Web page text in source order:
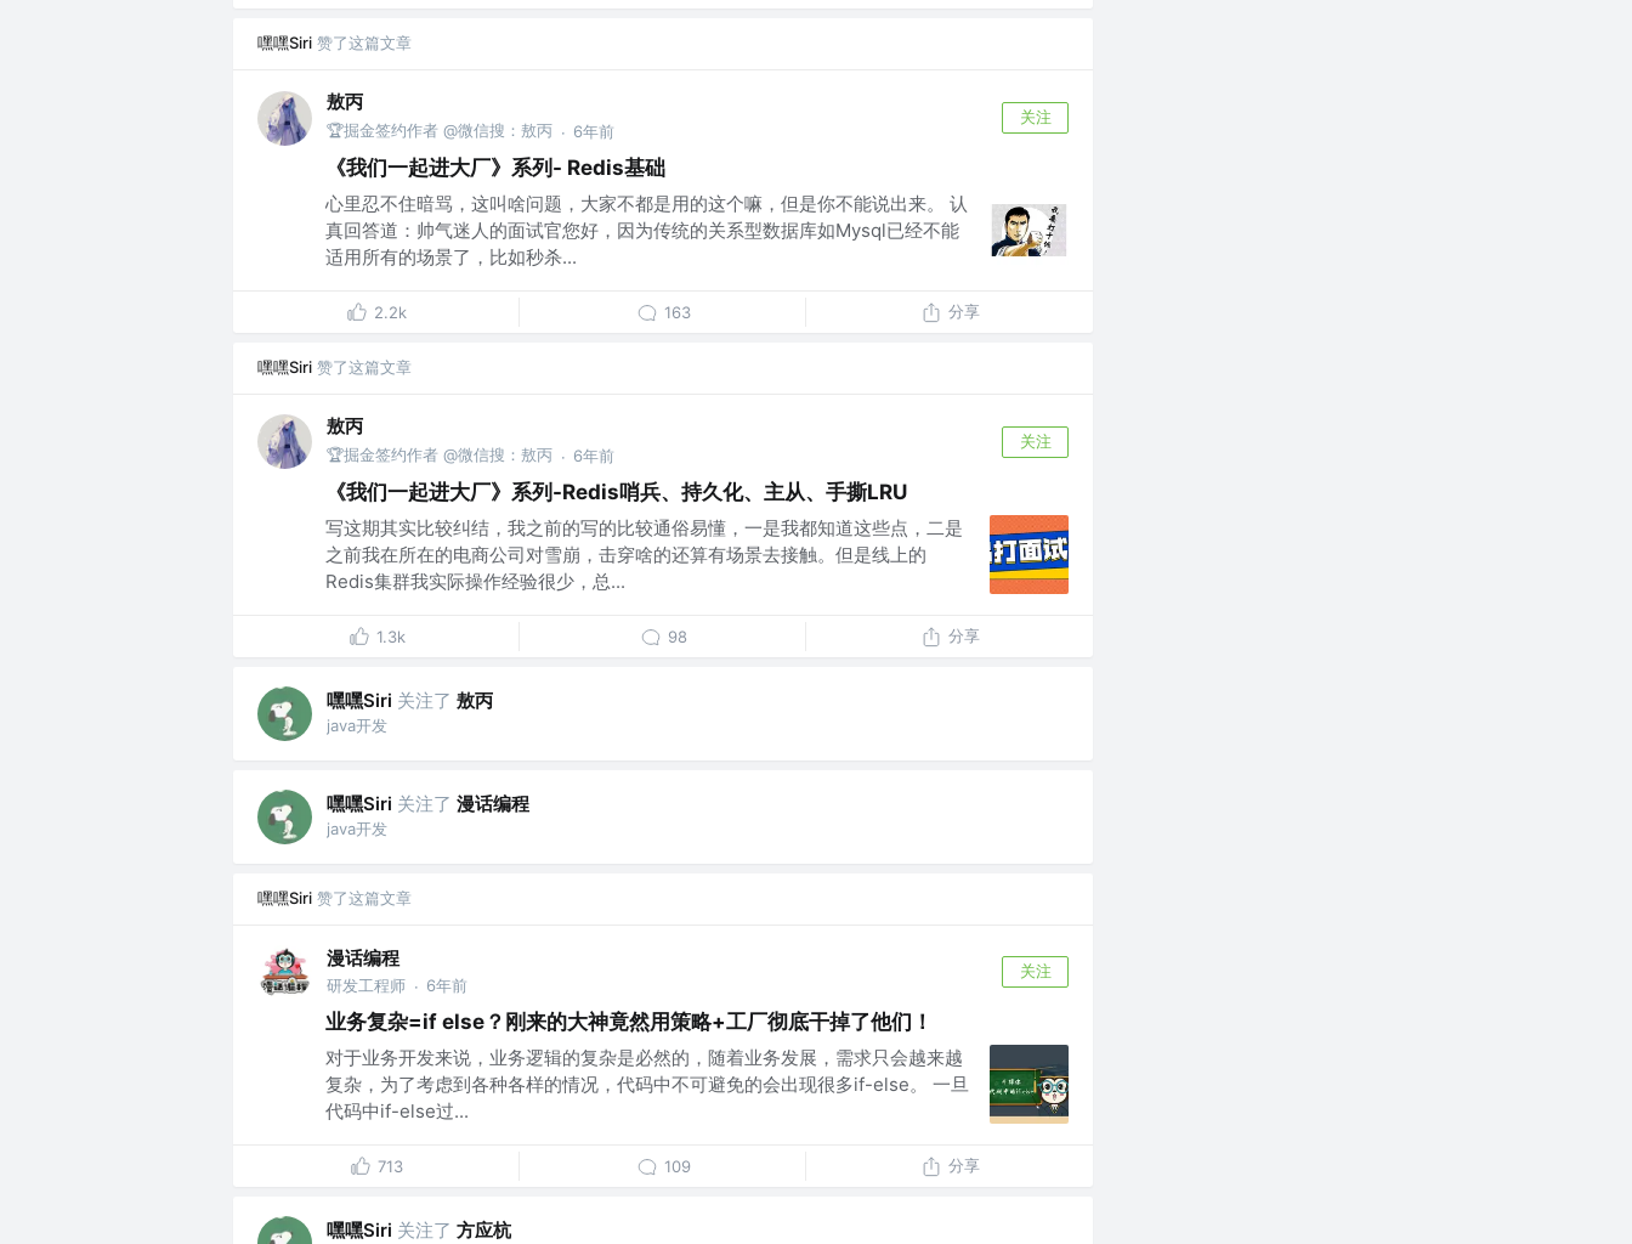
嘿嘿Siri 赞了这篇文章
敖丙
🏆掘金签约作者 @微信搜：敖丙 · 6年前
关注
《我们一起进大厂》系列- Redis基础
心里忍不住暗骂，这叫啥问题，大家不都是用的这个嘛，但是你不能说出来。 认
真回答道：帅气迷人的面试官您好，因为传统的关系型数据库如Mysql已经不能
适用所有的场景了，比如秒杀...
2.2k 163 分享
嘿嘿Siri 赞了这篇文章
敖丙
🏆掘金签约作者 @微信搜：敖丙 · 6年前
关注
《我们一起进大厂》系列-Redis哨兵、持久化、主从、手撕LRU
写这期其实比较纠结，我之前的写的比较通俗易懂，一是我都知道这些点，二是
之前我在所在的电商公司对雪崩，击穿啥的还算有场景去接触。但是线上的
Redis集群我实际操作经验很少，总...
1.3k 98 分享
嘿嘿Siri 关注了 敖丙
java开发
嘿嘿Siri 关注了 漫话编程
java开发
嘿嘿Siri 赞了这篇文章
漫话编程
研发工程师 · 6年前
关注
业务复杂=if else？刚来的大神竟然用策略+工厂彻底干掉了他们！
对于业务开发来说，业务逻辑的复杂是必然的，随着业务发展，需求只会越来越
复杂，为了考虑到各种各样的情况，代码中不可避免的会出现很多if-else。 一旦
代码中if-else过...
713 109 分享
嘿嘿Siri 关注了 方应杭